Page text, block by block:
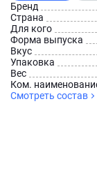
Бренд
Страна
Для кого
Форма выпуска
Вкус
Упаковка
Вес
Ком.
Смотреть состав